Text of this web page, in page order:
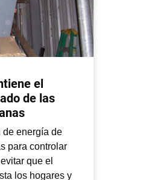
el
de las
de energía de
para controlar
que el
los hogares y